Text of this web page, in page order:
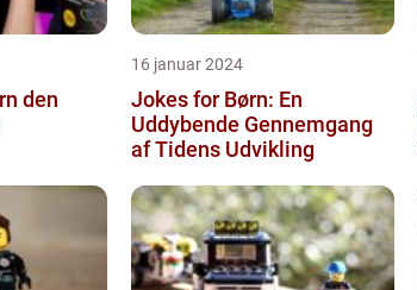
16 januar 2024
Jokes for Børn: En
Uddybende Gennemgang
af Tidens Udvikling